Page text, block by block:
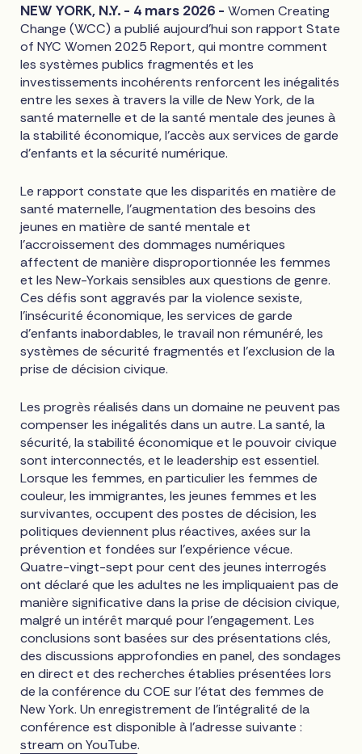
NEW YORK, N.Y. - 4 mars 2026 -Women Creating
Change (WCC) a publié aujourd'hui son rapport State
of NYC Women 2025 Report, qui montre comment
les systèmes publics fragmentés et les
investissements incohérents renforcent les inégalités
entre les sexes à travers la ville de New York, de la
santé maternelle et de la santé mentale des jeunes à
la stabilité économique, l'accès aux services de garde
d'enfants et la sécurité numérique.
Le rapport constate que les disparités en matière de
santé maternelle, l'augmentation des besoins des
jeunes en matière de santé mentale et
l'accroissement des dommages numériques
affectent de manière disproportionnée les femmes
et les New-Yorkais sensibles aux questions de genre.
Ces défis sont aggravés par la violence sexiste,
l'insécurité économique, les services de garde
d'enfants inabordables, le travail non rémunéré, les
systèmes de sécurité fragmentés et l'exclusion de la
prise de décision civique.
Les progrès réalisés dans un domaine ne peuvent pas
compenser les inégalités dans un autre. La santé, la
sécurité, la stabilité économique et le pouvoir civique
sont interconnectés, et le leadership est essentiel.
Lorsque les femmes, en particulier les femmes de
couleur, les immigrantes, les jeunes femmes et les
survivantes, occupent des postes de décision, les
politiques deviennent plus réactives, axées sur la
prévention et fondées sur l'expérience vécue.
Quatre-vingt-sept pour cent des jeunes interrogés
ont déclaré que les adultes ne les impliquaient pas de
manière significative dans la prise de décision civique,
malgré un intérêt marqué pour l'engagement. Les
conclusions sont basées sur des présentations clés,
des discussions approfondies en panel, des sondages
en direct et des recherches établies présentées lors
de la conférence du COE sur l'état des femmes de
New York. Un enregistrement de l'intégralité de la
conférence est disponible à l'adresse suivante :
stream on YouTube.